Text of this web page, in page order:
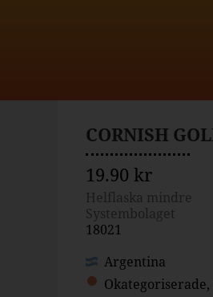
CORNISH
19.90 kr
Helflaska mindre
Systembolaget
18021
Argentina